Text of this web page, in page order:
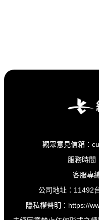
觀眾意見信箱：
服務時間
客服專
公司地址：11492
隱私權聲明： https://